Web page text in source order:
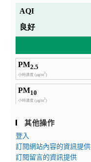
其他操作
登入
訂閱網站內容的資訊提供
訂閱留言的資訊提供